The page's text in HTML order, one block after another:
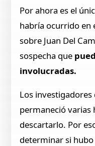
Por ahora es el
habría ocurrido en
sobre Juan Del
sospecha que
involucradas.
Los
permaneció varias
descartarlo. Por
determinar si